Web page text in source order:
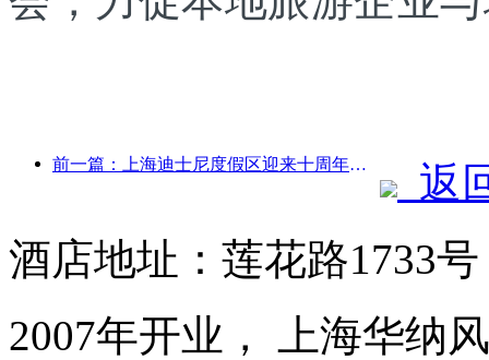
前一篇：上海迪士尼度假区迎来十周年，累计接待游客超1亿人次
返
酒店地址：莲花路1733
2007年开业， 上海华